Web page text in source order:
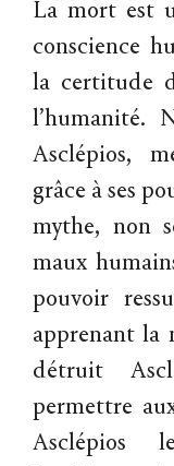
La mort est
conscience
la certitude
l’humanité.
Asclépios,
grâce à ses
mythe, non
maux
pouvoir
apprenant la
détruit
permettre
Asclépios